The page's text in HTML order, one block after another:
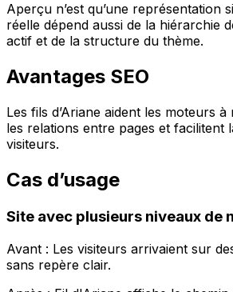
Aperçu n’est qu’une représentation
réelle dépend aussi de la hiérarchie
actif et de la structure du thème.
Avantages SEO
Les fils d’Ariane aident les moteurs
les relations entre pages et facilitent
visiteurs.
Cas d’usage
Site avec plusieurs niveaux de
Avant : Les visiteurs arrivaient sur
sans repère clair.